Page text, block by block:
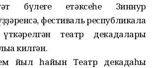
бүлеге етәксеһе Зиннур
фестиваль республикала
театр декадалары
килгән.
йыл һайын Театр декадаһы